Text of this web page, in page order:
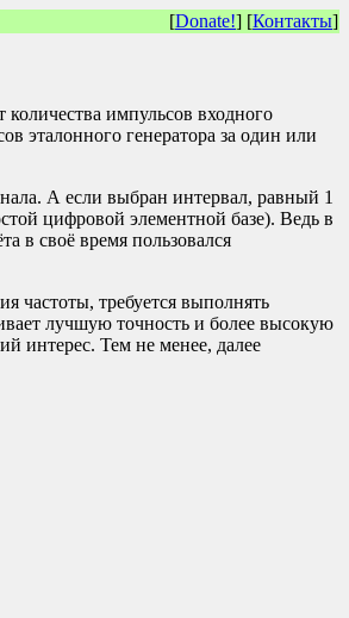
[Donate!] [Контакты]
импульсов входного
эталонного генератора за один или
А если выбран интервал, равный 1
цифровой элементной базе). Ведь в
в своё время пользовался
частоты, требуется выполнять
лучшую точность и более высокую
интерес. Тем не менее, далее